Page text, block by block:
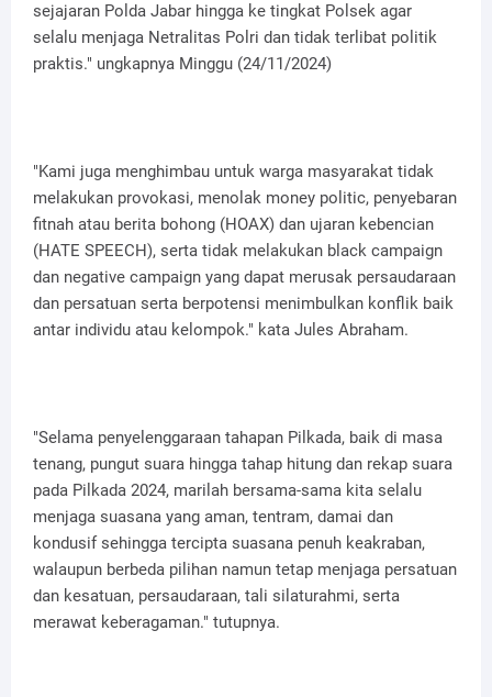
sejajaran Polda Jabar hingga ke tingkat Polsek agar
selalu menjaga Netralitas Polri dan tidak terlibat politik
praktis." ungkapnya Minggu (24/11/2024)
"Kami juga menghimbau untuk warga masyarakat tidak
melakukan provokasi, menolak money politic, penyebaran
fitnah atau berita bohong (HOAX) dan ujaran kebencian
(HATE SPEECH), serta tidak melakukan black campaign
dan negative campaign yang dapat merusak persaudaraan
dan persatuan serta berpotensi menimbulkan konflik baik
antar individu atau kelompok." kata Jules Abraham.
"Selama penyelenggaraan tahapan Pilkada, baik di masa
tenang, pungut suara hingga tahap hitung dan rekap suara
pada Pilkada 2024, marilah bersama-sama kita selalu
menjaga suasana yang aman, tentram, damai dan
kondusif sehingga tercipta suasana penuh keakraban,
walaupun berbeda pilihan namun tetap menjaga persatuan
dan kesatuan, persaudaraan, tali silaturahmi, serta
merawat keberagaman." tutupnya.